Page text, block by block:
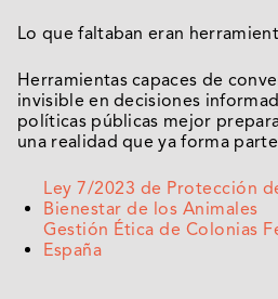
Lo que faltaban eran
Herramientas capaces de
invisible en decisiones
políticas públicas mejor
una realidad que ya forma
Ley 7/2023 de Protección
Bienestar de los Animales
Gestión Ética de Colonias
España